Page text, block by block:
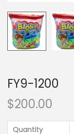
FY9-1200
$200.00
Quantity